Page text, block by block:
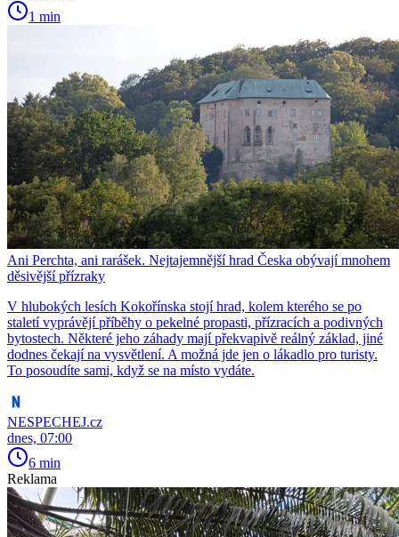
1 min
Ani Perchta, ani rarášek. Nejtajemnější hrad Česka obývají mnohem
děsivější přízraky
V hlubokých lesích Kokořínska stojí hrad, kolem kterého se po
staletí vyprávějí příběhy o pekelné propasti, přízracích a podivných
bytostech. Některé jeho záhady mají překvapivě reálný základ, jiné
dodnes čekají na vysvětlení. A možná jde jen o lákadlo pro turisty.
To posoudíte sami, když se na místo vydáte.
NESPECHEJ.cz
dnes, 07:00
6 min
Reklama